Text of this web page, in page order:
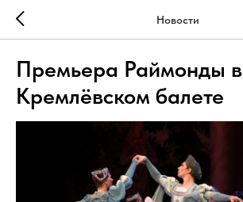
Новости
Премьера Раймонды в
Кремлёвском балете